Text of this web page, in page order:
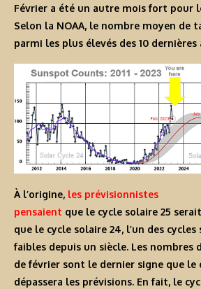
Février a été un autre mois fort pour
Selon la NOAA, le nombre moyen de
parmi les plus élevés des 10 dernières
À l’origine, les prévisionnistes
pensaient que le cycle solaire 25
que le cycle solaire 24, l’un des
faibles depuis un siècle. Les nombres
de février sont le dernier signe que le
dépassera les prévisions. En fait, le